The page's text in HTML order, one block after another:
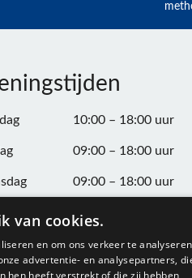
10:00 – 18:00 uur
09:00 – 18:00 uur
09:00 – 18:00 uur
09:00 – 20:00 uur
09:00 – 18:00 uur
09:00 – 17:00 uur
van cookies.
en om ons verkeer te
advertentie- en analysepartners,
hen heeft verstrekt of die zij hebben